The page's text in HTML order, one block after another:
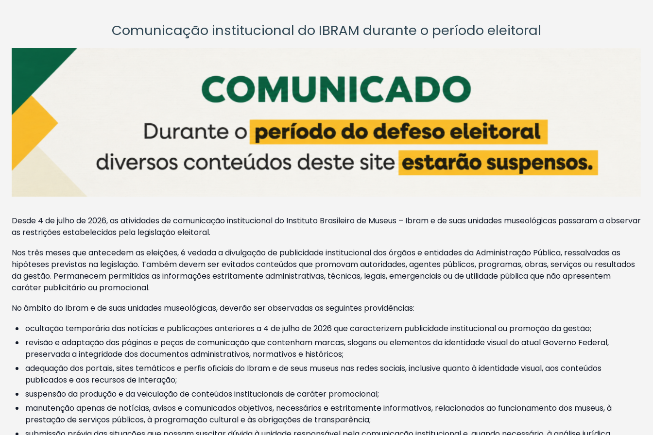
Comunicação institucional do IBRAM durante o período eleitoral
Desde 4 de julho de 2026, as atividades de comunicação institucional do Instituto Brasileiro de Museus – Ibram e de suas unidades museológicas passaram a observar
as restrições estabelecidas pela legislação eleitoral.
Nos três meses que antecedem as eleições, é vedada a divulgação de publicidade institucional dos órgãos e entidades da Administração Pública, ressalvadas as
hipóteses previstas na legislação. Também devem ser evitados conteúdos que promovam autoridades, agentes públicos, programas, obras, serviços ou resultados
da gestão. Permanecem permitidas as informações estritamente administrativas, técnicas, legais, emergenciais ou de utilidade pública que não apresentem
caráter publicitário ou promocional.
No âmbito do Ibram e de suas unidades museológicas, deverão ser observadas as seguintes providências:
ocultação temporária das notícias e publicações anteriores a 4 de julho de 2026 que caracterizem publicidade institucional ou promoção da gestão;
revisão e adaptação das páginas e peças de comunicação que contenham marcas, slogans ou elementos da identidade visual do atual Governo Federal,
preservada a integridade dos documentos administrativos, normativos e históricos;
adequação dos portais, sites temáticos e perfis oficiais do Ibram e de seus museus nas redes sociais, inclusive quanto à identidade visual, aos conteúdos
publicados e aos recursos de interação;
suspensão da produção e da veiculação de conteúdos institucionais de caráter promocional;
manutenção apenas de notícias, avisos e comunicados objetivos, necessários e estritamente informativos, relacionados ao funcionamento dos museus, à
prestação de serviços públicos, à programação cultural e às obrigações de transparência;